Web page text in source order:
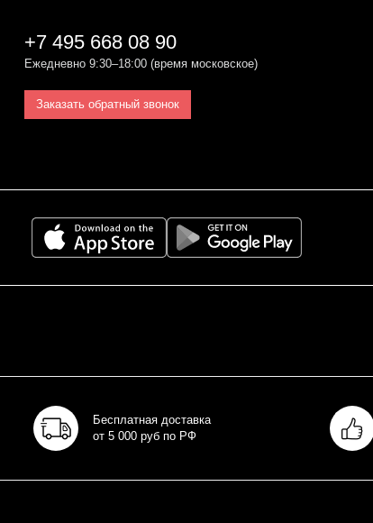
+7 495 668 08 90
Ежедневно 9:30–18:00 (время московское)
Заказать обратный звонок
Бесплатная доставка
от 5 000 руб по РФ